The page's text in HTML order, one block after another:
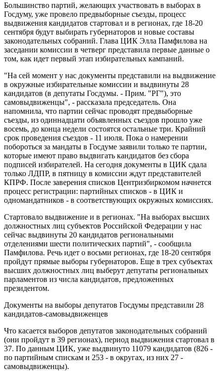
Большинство партий, желающих участвовать в выборах в
Госдуму, уже провело предвыборные съезды, процесс
выдвижения кандидатов стартовал и в регионах, где 18-20
сентября будут выбирать губернаторов и новые составы
законодательных собраний. Глава ЦИК Элла Памфилова на
заседании комиссии в четверг представила первые данные о
том, как идет первый этап избирательных кампаний.
"На сей момент у нас документы представили на выдвижение
в окружные избирательные комиссии и выдвинуты 28
кандидатов (в депутаты Госдумы. - Прим. "РГ"), это
самовыдвиженцы", - рассказала председатель. Она
напомнила, что партии сейчас проводят предвыборные
съезды, из одиннадцати объявленных съездов прошло уже
восемь, до конца недели состоятся остальные три. Крайний
срок проведения съездов - 11 июля. Пока о намерении
побороться за мандаты в Госдуме заявили только те партии,
которые имеют право выдвигать кандидатов без сбора
подписей избирателей. На сегодня документы в ЦИК сдала
только ЛДПР, в пятницу в комиссии ждут представителей
КПРФ. После заверения списков Центризбиркомом начнется
процесс регистрации: партийных списков - в ЦИК и
одномандатников - в соответствующих окружных комиссиях.
Стартовало выдвижение и в регионах. "На выборах высших
должностных лиц субъектов Российской Федерации у нас
сейчас выдвинуты 20 кандидатов региональными
отделениями шести политических партий", - сообщила
Памфилова. Речь идет о восьми регионах, где 18-20 сентября
пройдут прямые выборы губернаторов. Еще в трех субъектах
высших должностных лиц выберут депутаты региональных
парламентов из числа кандидатов, предложенных
президентом.
Документы на выборы депутатов Госдумы представили 28
кандидатов-самовыдвиженцев
Что касается выборов депутатов законодательных собраний
(они пройдут в 39 регионах), период выдвижения стартовал в
37. По данным ЦИК, уже выдвинуто 11079 кандидатов (826 -
по партийным спискам и 253 - в округах, из них 27 -
самовыдвиженцы).